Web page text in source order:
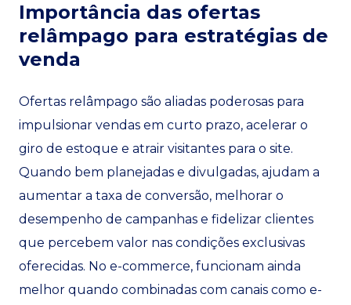
Importância das ofertas
relâmpago para estratégias de
venda
Ofertas relâmpago são aliadas poderosas para
impulsionar vendas em curto prazo, acelerar o
giro de estoque e atrair visitantes para o site.
Quando bem planejadas e divulgadas, ajudam a
aumentar a taxa de conversão, melhorar o
desempenho de campanhas e fidelizar clientes
que percebem valor nas condições exclusivas
oferecidas. No e-commerce, funcionam ainda
melhor quando combinadas com canais como e-